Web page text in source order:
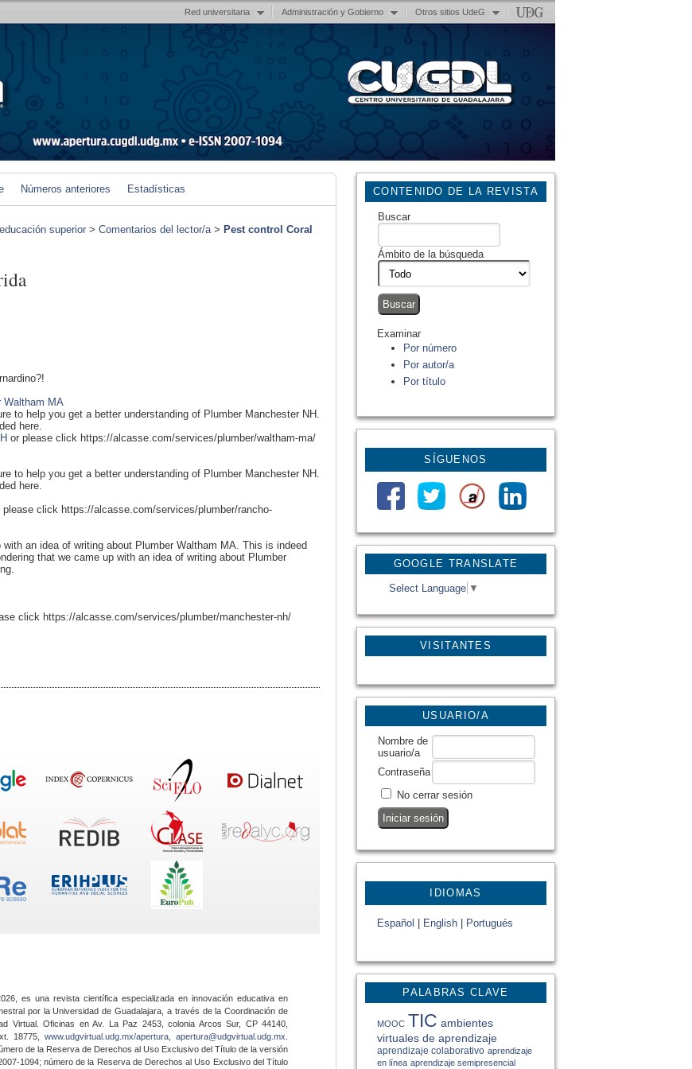
Red universitaria Administración y Gobierno Otros sitios UdeG
GOOGLE TRANSLATE
Select Language ▼
VISITANTES
CONTENIDO DE LA REVISTA
Buscar
Ámbito de la búsqueda
Examinar
Por número
Por autor/a
Por título
SÍGUENOS
USUARIO/A
Nombre de
usuario/a
Contraseña
No cerrar sesión
IDIOMAS
Español English Portugués
PALABRAS CLAVE
MOOC TIC ambientes
virtuales de aprendizaje
aprendizaje colaborativo aprendizaje
en línea aprendizaje semipresencial
Números anteriores Estadísticas
superior > Comentarios del lector/a> Pest control Coral
Waltham MA
to help you get a better understanding of Plumber Manchester NH.
here.
or please click https://alcasse.com/services/plumber/waltham-ma/
to help you get a better understanding of Plumber Manchester NH.
here.
please click https://alcasse.com/services/plumber/rancho-
an idea of writing about Plumber Waltham MA. This is indeed
that we came up with an idea of writing about Plumber
click https://alcasse.com/services/plumber/manchester-nh/
es una revista científica especializada en innovación educativa en
por la Universidad de Guadalajara, a través de la Coordinación de
Virtual. Oficinas en Av. La Paz 2453, colonia Arcos Sur, CP 44140,
18775,www.udgvirtual.udg.mx/apertura apertura@udgvirtual.udg.mx
de la Reserva de Derechos al Uso Exclusivo del Título de la versión
1094; número de la Reserva de Derechos al Uso Exclusivo del Título